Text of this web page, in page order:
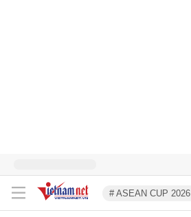
# ASEAN CUP 2026